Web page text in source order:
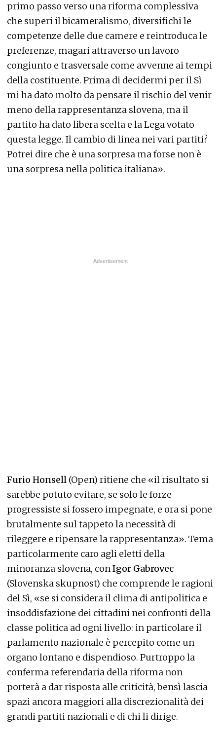
primo passo verso una riforma complessiva
che superi il bicameralismo, diversifichi le
competenze delle due camere e reintroduca le
preferenze, magari attraverso un lavoro
congiunto e trasversale come avvenne ai tempi
della costituente. Prima di decidermi per il Sì
mi ha dato molto da pensare il rischio del venir
meno della rappresentanza slovena, ma il
partito ha dato libera scelta e la Lega votato
questa legge. Il cambio di linea nei vari partiti?
Potrei dire che è una sorpresa ma forse non è
una sorpresa nella politica italiana».
Furio Honsell (Open) ritiene che «il risultato si
sarebbe potuto evitare, se solo le forze
progressiste si fossero impegnate, e ora si pone
brutalmente sul tappeto la necessità di
rileggere e ripensare la rappresentanza». Tema
particolarmente caro agli eletti della
minoranza slovena, conIgor Gabrovec
(Slovenska skupnost) che comprende le ragioni
del Sì, «se si considera il clima di antipolitica e
insoddisfazione dei cittadini nei confronti della
classe politica ad ogni livello: in particolare il
parlamento nazionale è percepito come un
organo lontano e dispendioso. Purtroppo la
conferma referendaria della riforma non
porterà a dar risposta alle criticità, bensì lascia
spazi ancora maggiori alla discrezionalità dei
grandi partiti nazionali e di chi li dirige.